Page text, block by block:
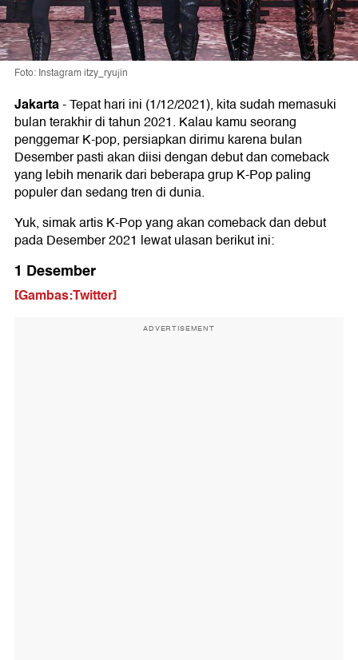
Foto: Instagram itzy_ryujin
Jakarta-Tepat hari ini (1/12/2021), kita sudah memasuki
bulan terakhir di tahun 2021. Kalau kamu seorang
penggemar K-pop, persiapkan dirimu karena bulan
Desember pasti akan diisi dengan debut dan comeback
yang lebih menarik dari beberapa grup K-Pop paling
populer dan sedang tren di dunia.
Yuk, simak artis K-Pop yang akan comeback dan debut
pada Desember 2021 lewat ulasan berikut ini:
1 Desember
[Gambas:Twitter]
ADVERTISEMENT